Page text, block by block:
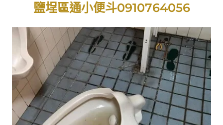
鹽埕區通小便斗0910764056